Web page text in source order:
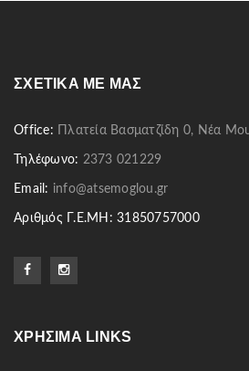
ΣΧΕΤΙΚΆ ΜΕ ΜΑΣ
Office: Πλατεία Βασματζίδη 0, Νέα
Τηλέφωνο: 2373 021229
Email: info@atsemoglou.gr
Αριθμός Γ.Ε.ΜΗ: 31850757000
ΧΡΉΣΙΜΑ LINKS